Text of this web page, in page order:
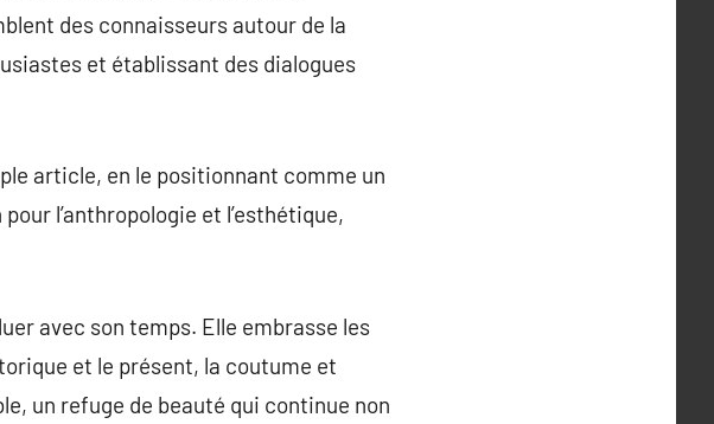
des connaisseurs autour de la
et établissant des dialogues
article, en le positionnant comme un
l’anthropologie et l’esthétique,
avec son temps. Elle embrasse les
et le présent, la coutume et
un refuge de beauté qui continue non